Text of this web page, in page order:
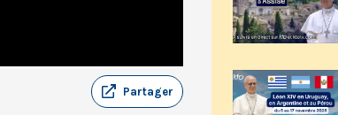
Partager